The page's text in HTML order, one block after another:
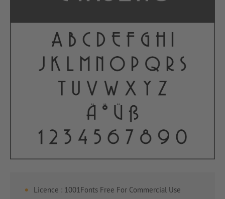
Licence : 1001Fonts Free For Commercial Use